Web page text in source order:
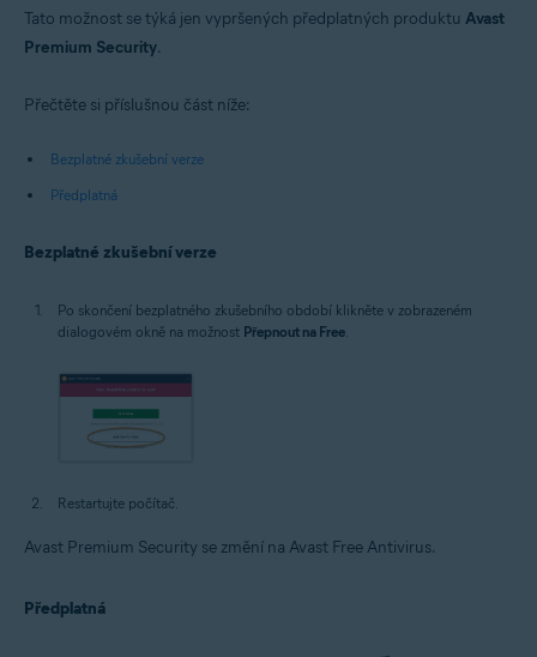
Tato možnost se týká jen vypršených předplatných produktu Avast
Premium Security.
Přečtěte si příslušnou část níže:
Bezplatné zkušební verze
Předplatná
Bezplatné zkušební verze
Po skončení bezplatného zkušebního období klikněte v zobrazeném
dialogovém okně na možnost Přepnout na Free.
Restartujte počítač.
Avast Premium Security se změní na Avast Free Antivirus.
Předplatná